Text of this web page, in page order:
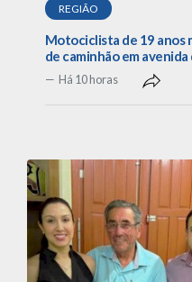
REGIÃO
Motociclista de 19 anos
de caminhão em
Há 10 horas